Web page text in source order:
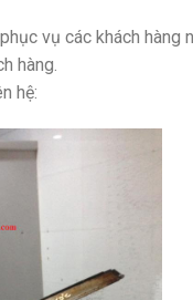
vụ các khách hàng
hàng.
hệ: